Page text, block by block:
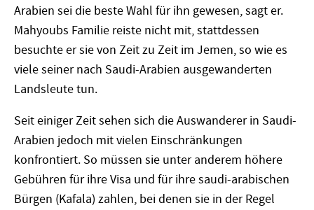
Arabien sei die beste Wahl für ihn gewesen, sagt er.
Mahyoubs Familie reiste nicht mit, stattdessen
besuchte er sie von Zeit zu Zeit im Jemen, so wie es
viele seiner nach Saudi-Arabien ausgewanderten
Landsleute tun.
Seit einiger Zeit sehen sich die Auswanderer in Saudi-
Arabien jedoch mit vielen Einschränkungen
konfrontiert. So müssen sie unter anderem höhere
Gebühren für ihre Visa und für ihre saudi-arabischen
Bürgen (Kafala) zahlen, bei denen sie in der Regel